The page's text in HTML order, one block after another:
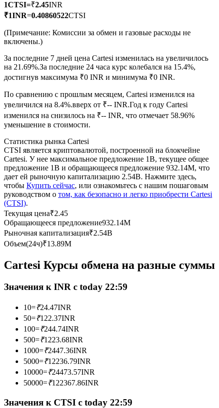
USDC фьючерсы
Фьючерсы с использованием USDC в качестве
обеспечения
Копирование торговли
Присоединяйтесь к лучшим трейдерам
Станьте копи-трейдером
Наслаждайтесь распределением прибыли и комиссиями
за копи-трейдинг
1CTSI=₹2.45INR
₹1INR=0.40860522CTSI
(Примечание: Комиссии за обмен и газовые расходы не
включены.)
За последние 7 дней цена Cartesi изменилась на увеличилось
на 21.69%.За последние 24 часа курс колебался на 15.4%,
достигнув максимума ₹0 INR и минимума ₹0 INR.
По сравнению с прошлым месяцем, Cartesi изменился на
увеличился на 8.4%.вверх от ₹-- INR.Год к году Cartesi
изменился на снизилось на ₹-- INR, что отмечает 58.96%
уменьшение в стоимости.
Статистика рынка Cartesi
CTSI является криптовалютой, построенной на блокчейне
Cartesi. У нее максимальное предложение 1B, текущее общее
предложение 1B и обращающееся предложение 932.14M, что
дает ей рыночную капитализацию 2.54B. Нажмите здесь,
чтобы Купить сейчас, или ознакомьтесь с нашим пошаговым
руководством о том, как безопасно и легко приобрести Cartesi
(CTSI).
Текущая цена₹2.45
Обращающееся предложение932.14M
Рыночная капитализация₹2.54B
Объем(24ч)₹13.89M
Cartesi Курсы обмена на разные суммы
Значения к INR с today 22:59
10=₹24.47INR
50=₹122.37INR
100=₹244.74INR
500=₹1223.68INR
1000=₹2447.36INR
5000=₹12236.79INR
10000=₹24473.57INR
50000=₹122367.86INR
Значения к CTSI с today 22:59